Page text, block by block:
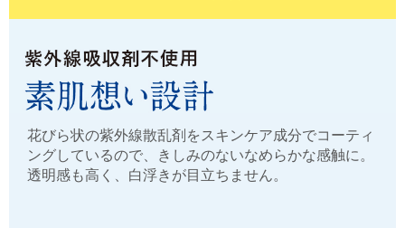
花びら状の紫外線散乱剤をスキンケア成分でコーティ
ングしているので、きしみのないなめらかな感触に。
透明感も高く、白浮きが目立ちません。